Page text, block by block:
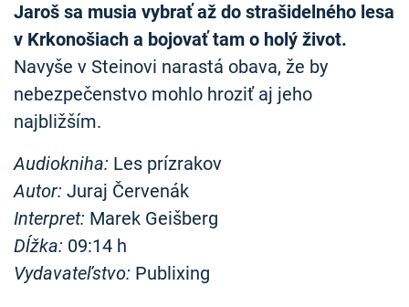
Jaroš sa musia vybrať až do strašidelného lesa
v Krkonošiach a bojovať tam o holý život.
Navyše v Steinovi narastá obava, že by
nebezpečenstvo mohlo hroziť aj jeho
najbližším.
Audiokniha: Les prízrakov
Autor: Juraj Červenák
Interpret: Marek Geišberg
Dĺžka: 09:14 h
Vydavateľstvo: Publixing